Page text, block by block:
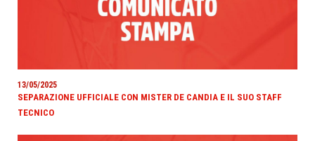
13/05/2025
SEPARAZIONE UFFICIALE CON MISTER DE CANDIA E IL SUO STAFF
TECNICO